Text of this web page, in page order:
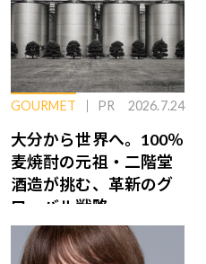
GOURMET PR 2026.7.24
大分から世界へ。100％
麦焼酎の元祖・二階堂
酒造が挑む、革新のグ
ローバル戦略